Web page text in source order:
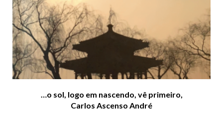
…o sol, logo em nascendo, vê primeiro,
Carlos Ascenso André